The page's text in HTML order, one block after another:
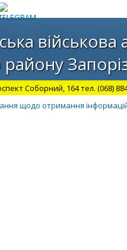
військова
Соборний, 164 тел. (068)
щодо отримання